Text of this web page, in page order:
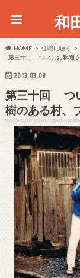
和
HOME
住職に聴く
第三十回 ついにお釈迦さ
2013.03.09
第三十回 つ
樹のある村、